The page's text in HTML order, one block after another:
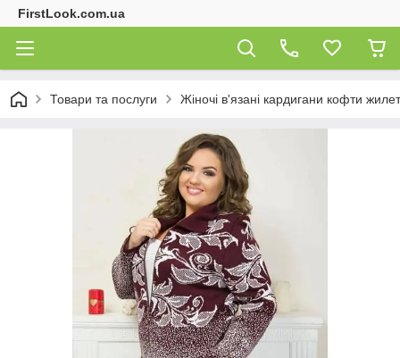
FirstLook.com.ua
Товари та послуги Жіночі в'язані кардигани кофти